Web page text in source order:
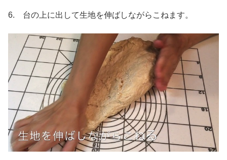
6. 台の上に出して生地を伸ばしながらこねます。